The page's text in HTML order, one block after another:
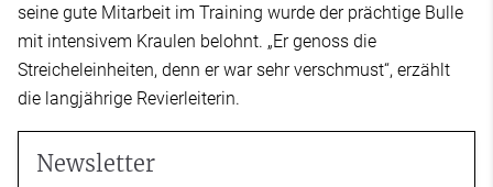
seine gute Mitarbeit im Training wurde der prächtige Bulle
mit intensivem Kraulen belohnt. „Er genoss die
Streicheleinheiten, denn er war sehr verschmust“, erzählt
die langjährige Revierleiterin.
Newsletter